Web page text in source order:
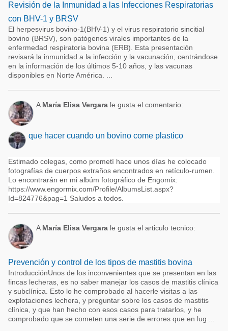
Revisión de la Inmunidad a las Infecciones Respiratorias
con BHV-1 y BRSV
El herpesvirus bovino-1(BHV-1) y el virus respiratorio sincitial
bovino (BRSV), son patógenos virales importantes de la
enfermedad respiratoria bovina (ERB). Esta presentación
revisará la inmunidad a la infección y la vacunación, centrándose
en la información de los últimos 5-10 años, y las vacunas
disponibles en Norte América. ...
A María Elisa Vergara le gusta el comentario:
que hacer cuando un bovino come plastico
Estimado colegas, como prometí hace unos días he colocado
fotografías de cuerpos extraños encontrados en retículo-rumen.
Lo encontrarán en mi albúm fotográfico de Engomix:
https://www.engormix.com/Profile/AlbumsList.aspx?
Id=824776&pag=1 Saludos a todos.
A María Elisa Vergara le gusta el articulo tecnico:
Prevención y control de los tipos de mastitis bovina
IntroducciónUnos de los inconvenientes que se presentan en las
fincas lecheras, es no saber manejar los casos de mastitis clínica
y subclínica. Esto lo he comprobado al hacerle visitas a las
explotaciones lechera, y preguntar sobre los casos de mastitis
clínica, y que han hecho con esos casos para tratarlos, y he
comprobado que se cometen una serie de errores que en lug ...